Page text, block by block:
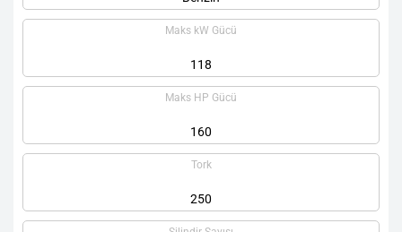
Maks kW Gücü
118
Maks HP Gücü
160
Tork
250